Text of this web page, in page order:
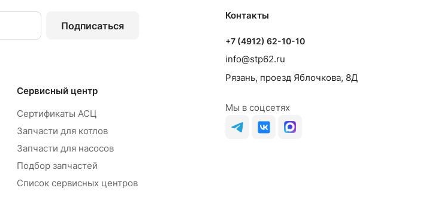
Подписаться
Сервисный центр
Сертификаты АСЦ
Запчасти для котлов
Запчасти для насосов
Подбор запчастей
Список сервисных центров
Контакты
+7 (4912) 62-10-10
info@stp62.ru
Рязань, проезд Яблочкова, 8Д
Мы в соцсетях